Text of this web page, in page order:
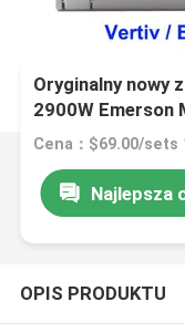
Oryginalny nowy
2900W Emerson
Najlepsza
OPIS PRODUKTU